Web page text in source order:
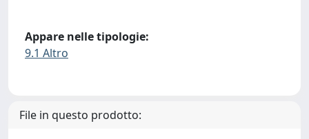
Appare nelle tipologie:
9.1 Altro
File in questo prodotto: